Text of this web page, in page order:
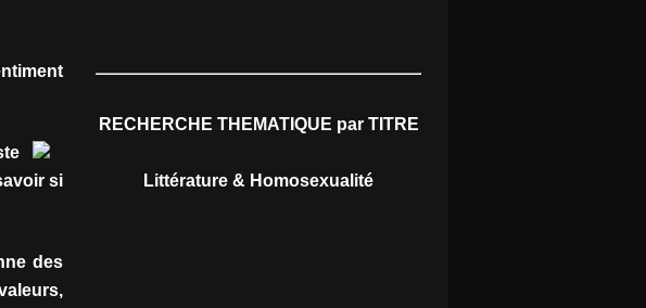
si
des
RECHERCHE THEMATIQUE par TITRE
Littérature & Homosexualité